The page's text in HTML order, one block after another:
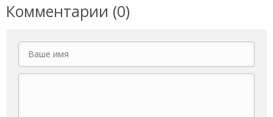
Комментарии (0)